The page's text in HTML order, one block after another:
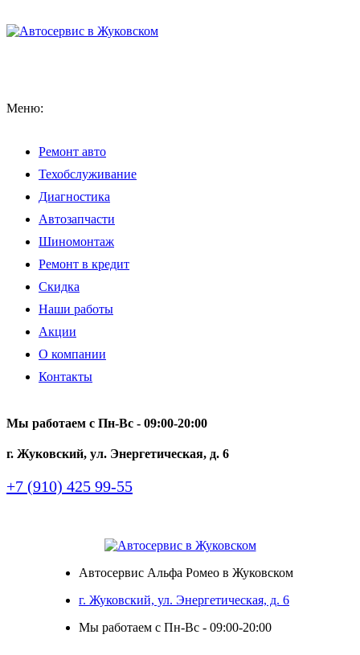
Меню:
Ремонт авто
Техобслуживание
Диагностика
Автозапчасти
Шиномонтаж
Ремонт в кредит
Скидка
Наши работы
Акции
О компании
Контакты
Мы работаем с Пн-Вc - 09:00-20:00
г. Жуковский, ул. Энергетическая, д. 6
+7 (910) 425 99-55
Автосервис Альфа Ромео в Жуковском
г. Жуковский, ул. Энергетическая, д. 6
Мы работаем с Пн-Вc - 09:00-20:00